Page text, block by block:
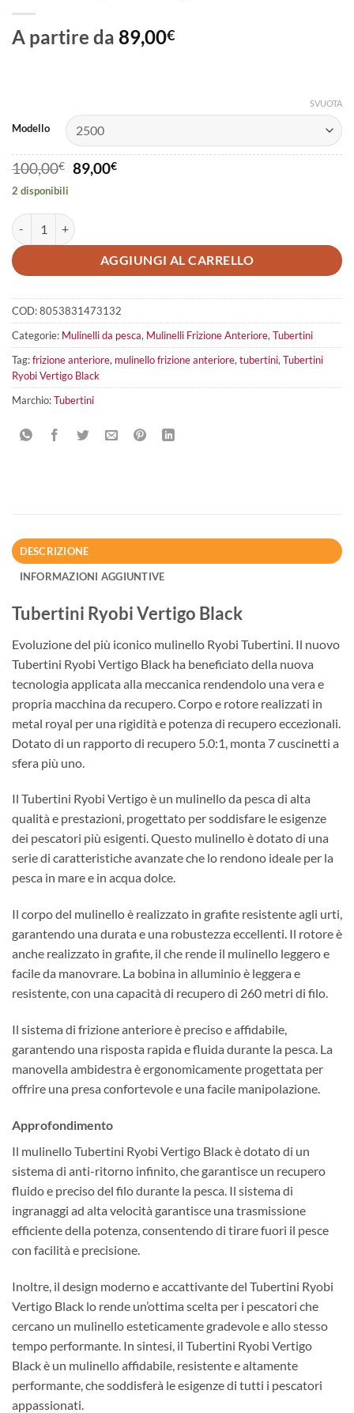
A partire da 89,00€
Modello
SVUOTA
100,00€ Il
prezzo
100,00€.
89,00€Il
2 disponibili
Tubertini Ryobi Vertigo Black quantità
AGGIUNGI AL CARRELLO
COD:8053831473132
Categorie: Mulinelli da pesca, Mulinelli Frizione Anteriore,Tubertini
Tag:frizione anteriore, mulinello frizione anteriore,tubertini,Tubertini
Ryobi Vertigo Black
Marchio:Tubertini
DESCRIZIONE
INFORMAZIONI AGGIUNTIVE
Tubertini Ryobi Vertigo Black
Evoluzione del più iconico mulinello Ryobi Tubertini. Il nuovo
Tubertini Ryobi Vertigo Black ha beneficiato della nuova
tecnologia applicata alla meccanica rendendolo una vera e
propria macchina da recupero. Corpo e rotore realizzati in
metal royal per una rigidità e potenza di recupero eccezionali.
Dotato di un rapporto di recupero 5.0:1, monta 7 cuscinetti a
sfera più uno.
Il Tubertini Ryobi Vertigo è un mulinello da pesca di alta
qualità e prestazioni, progettato per soddisfare le esigenze
dei pescatori più esigenti. Questo mulinello è dotato di una
serie di caratteristiche avanzate che lo rendono ideale per la
pesca in mare e in acqua dolce.
Il corpo del mulinello è realizzato in grafite resistente agli urti,
garantendo una durata e una robustezza eccellenti. Il rotore è
anche realizzato in grafite, il che rende il mulinello leggero e
facile da manovrare. La bobina in alluminio è leggera e
resistente, con una capacità di recupero di 260 metri di filo.
Il sistema di frizione anteriore è preciso e affidabile,
garantendo una risposta rapida e fluida durante la pesca. La
manovella ambidestra è ergonomicamente progettata per
offrire una presa confortevole e una facile manipolazione.
Approfondimento
Il mulinello Tubertini Ryobi Vertigo Black è dotato di un
sistema di anti-ritorno infinito, che garantisce un recupero
fluido e preciso del filo durante la pesca. Il sistema di
ingranaggi ad alta velocità garantisce una trasmissione
efficiente della potenza, consentendo di tirare fuori il pesce
con facilità e precisione.
Inoltre, il design moderno e accattivante del Tubertini Ryobi
Vertigo Black lo rende un’ottima scelta per i pescatori che
cercano un mulinello esteticamente gradevole e allo stesso
tempo performante. In sintesi, il Tubertini Ryobi Vertigo
Black è un mulinello affidabile, resistente e altamente
performante, che soddisferà le esigenze di tutti i pescatori
appassionati.